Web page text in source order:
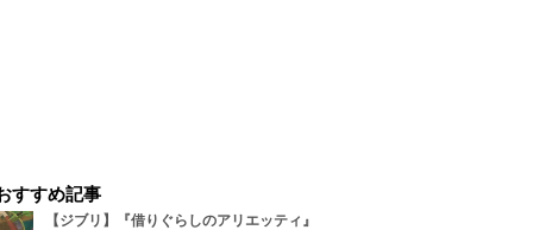
すすめ記事
【ジブリ】『借りぐらしのアリエッティ』